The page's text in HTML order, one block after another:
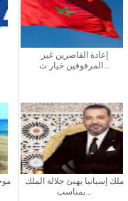
إعادة القاصرين غير
المرفوقين خيار ث...
ملك إسبانيا يهنئ جلالة الملك
بمناسب...